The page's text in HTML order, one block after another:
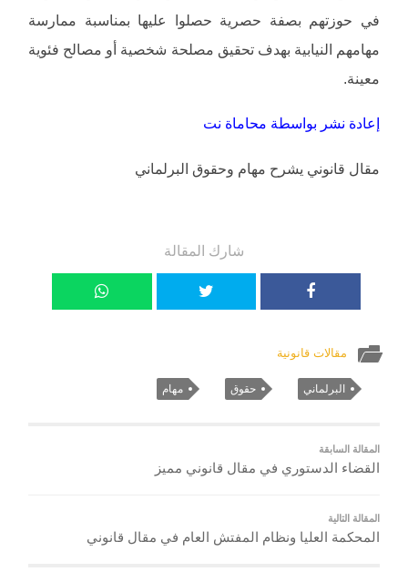
في حوزتهم بصفة حصرية حصلوا عليها بمناسبة ممارسة
مهامهم النيابية بهدف تحقيق مصلحة شخصية أو مصالح فئوية
معينة.
إعادة نشر بواسطة محاماة نت
مقال قانوني يشرح مهام وحقوق البرلماني
شارك المقالة
مقالات قانونية
البرلماني حقوق مهام
المقالة السابقة
القضاء الدستوري في مقال قانوني مميز
المقالة التالية
المحكمة العليا ونظام المفتش العام في مقال قانوني